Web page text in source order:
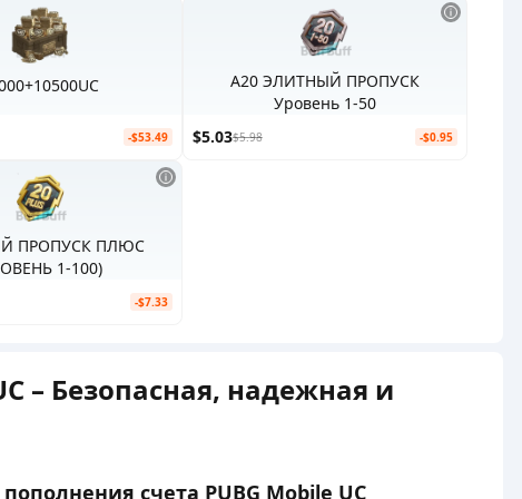
-$53.49
A20 ЭЛИТНЫЙ ПРОПУСК
Уровень 1-50
$5.03$5.98 -$0.95
ПРОПУСК ПЛЮС
1-100)
-$7.33
– Безопасная, надежная и
счета PUBG Mobile UC